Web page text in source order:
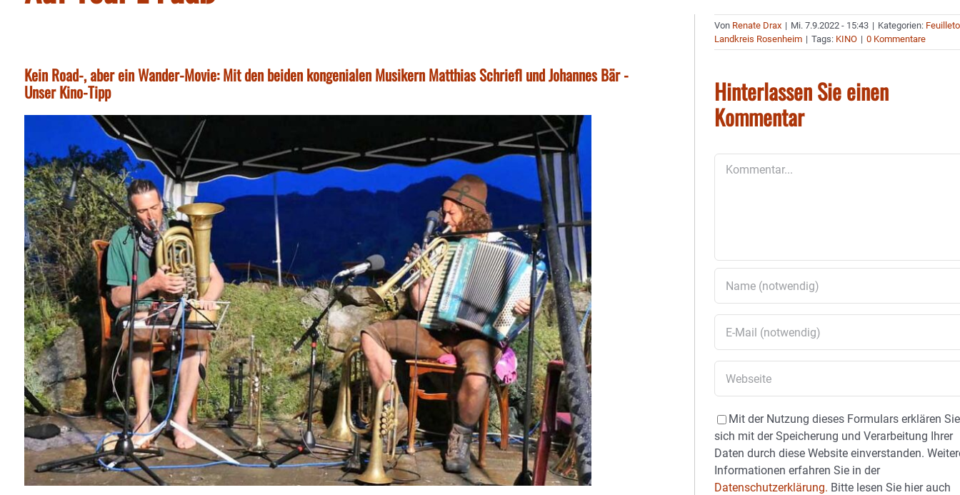
Kein Road-, aber ein Wander-Movie: Mit den beiden kongenialen Musikern Matthias Schriefl und Johannes Bär -
Unser Kino-Tipp
Von Renate Drax | Mi. 7.9.2022 - 15:43 | Kategorien:
Landkreis Rosenheim | Tags: KINO | 0 Kommentare
Hinterlassen Sie einen
Kommentar
Mit der Nutzung dieses Formulars erklären Sie
sich mit der Speicherung und Verarbeitung Ihrer
Daten durch diese Website einverstanden.
Informationen erfahren Sie in der
Datenschutzerklärung. Bitte lesen Sie hier auch